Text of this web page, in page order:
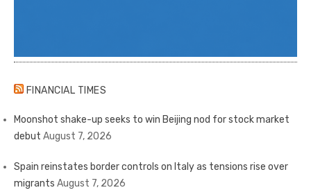
FINANCIAL TIMES
Moonshot shake-up seeks to win Beijing nod for stock market
debut August 7, 2026
Spain reinstates border controls on Italy as tensions rise over
migrants August 7, 2026